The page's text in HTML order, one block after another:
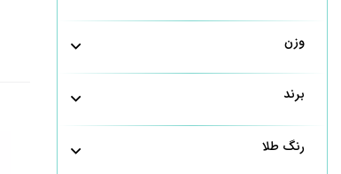
وزن
برند
رنگ طلا